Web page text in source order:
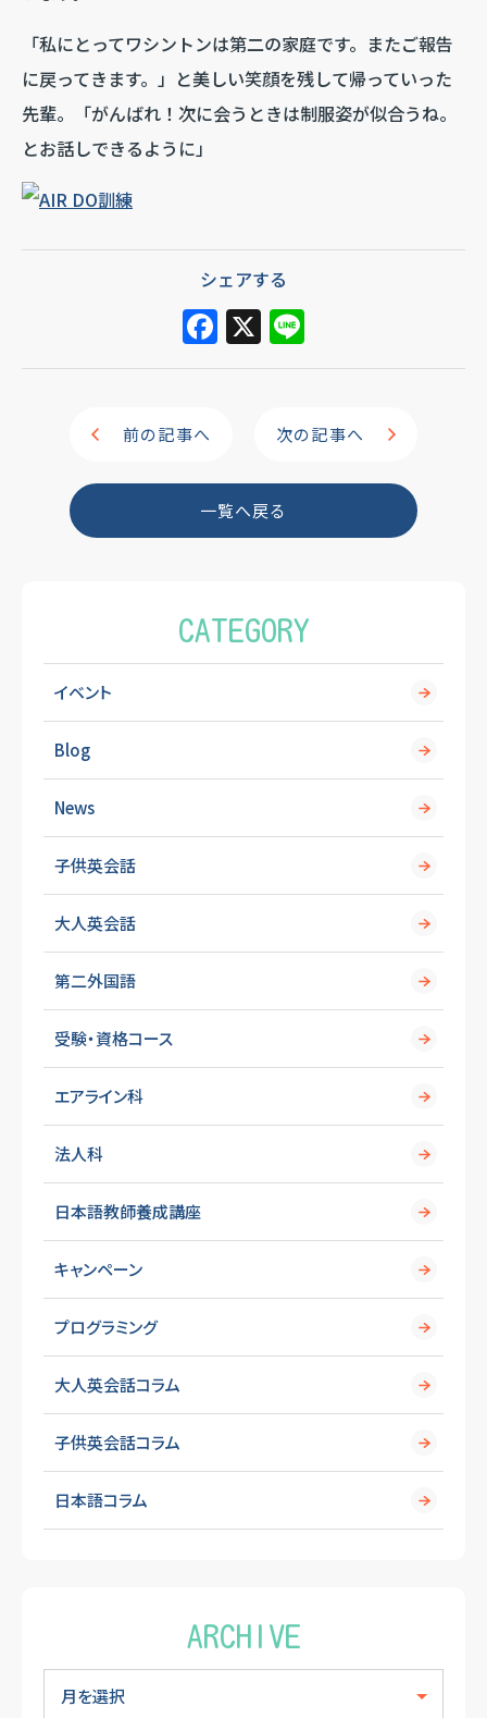
「私にとってワシントンは第二の家庭です。またご報告
に戻ってきます。」と美しい笑顔を残して帰っていった
先輩。「がんばれ！次に会うときは制服姿が似合うね。
とお話しできるように」
シェアする
F
a
o
o
X
n
前の記事へ 次の記事へ
一覧へ戻る
CATEGORY
イベント
Blog
News
子供英会話
大人英会話
第二外国語
受験・資格コース
エアライン科
法人科
日本語教師養成講座
キャンペーン
プログラミング
大人英会話コラム
子供英会話コラム
日本語コラム
ARCHIVE